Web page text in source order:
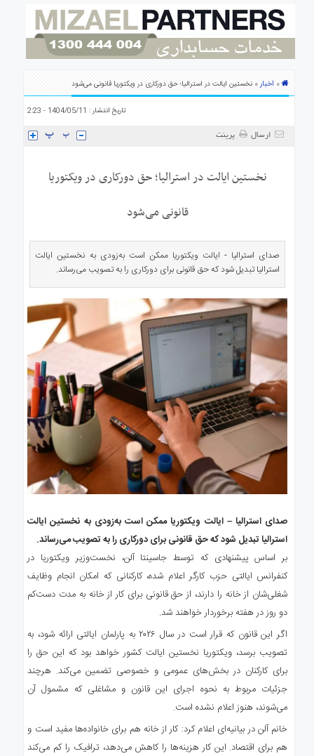
استرالیا
ارتباط» اخبار» نخستین ایالت در استرالیا؛ حق دورکاری در ویکتوریا قانونی می‌شود
تاریخ انتشار : 1404/05/11 - 2:23
ارسال پرینت
نخستین ایالت در استرالیا؛ حق دورکاری در ویکتوریا
قانونی می‌شود
صدای استرالیا - ایالت ویکتوریا ممکن است به‌زودی به نخستین ایالت
استرالیا تبدیل شود که حق قانونی برای دورکاری را به تصویب می‌رساند.
صدای استرالیا – ایالت ویکتوریا ممکن است به‌زودی به نخستین ایالت
استرالیا تبدیل شود که حق قانونی برای دورکاری را به تصویب می‌رساند.
بر اساس پیشنهادی که توسط جاسینتا آلن، نخست‌وزیر ویکتوریا در
کنفرانس ایالتی حزب کارگر اعلام شده، کارکنانی که امکان انجام وظایف
شغلی‌شان از خانه را دارند، از حق قانونی برای کار از خانه به مدت دست‌کم
دو روز در هفته برخوردار خواهند شد.
اگر این قانون که قرار است در سال ۲۰۲۶ به پارلمان ایالتی ارائه شود، به
تصویب برسد، ویکتوریا نخستین ایالت کشور خواهد بود که این حق را
برای کارکنان در بخش‌های عمومی و خصوصی تضمین می‌کند. هرچند
جزئیات مربوط به نحوه اجرای این قانون و مشاغلی که مشمول آن
می‌شوند، هنوز اعلام نشده است.
خانم آلن در بیانیه‌ای اعلام کرد: کار از خانه هم برای خانواده‌ها مفید است و
هم برای اقتصاد. این کار هزینه‌ها را کاهش می‌دهد، ترافیک را کم می‌کند